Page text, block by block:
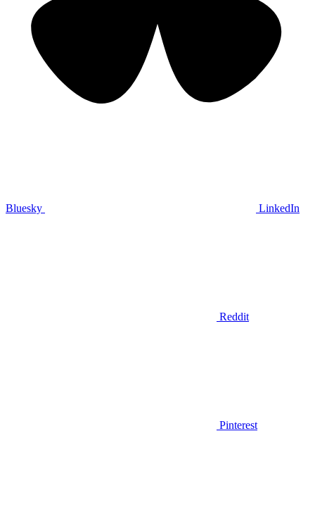
Bluesky LinkedIn
Reddit
Pinterest